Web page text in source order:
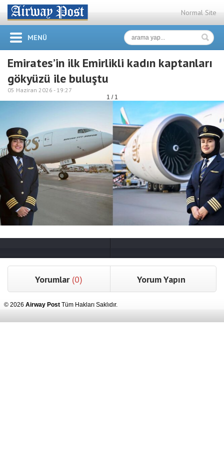
Normal Site
MENÜ
Emirates’in ilk Emirlikli kadın kaptanları
gökyüzü ile buluştu
05 Haziran 2026 - 19:27
1 / 1
Yorumlar (0) Yorum Yapın
© 2026 Airway Post Tüm Hakları Saklıdır.